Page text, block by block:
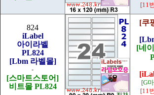
[11
824
iLabel
아이라벨
PL824
[Lbm 라벨몰]
-
[스마트스토어]
비트몰 PL824
[쿠
[네
[G
[11